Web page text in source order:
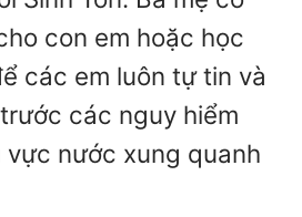
con em hoặc học
các em luôn tự tin và
các nguy hiểm
nước xung quanh